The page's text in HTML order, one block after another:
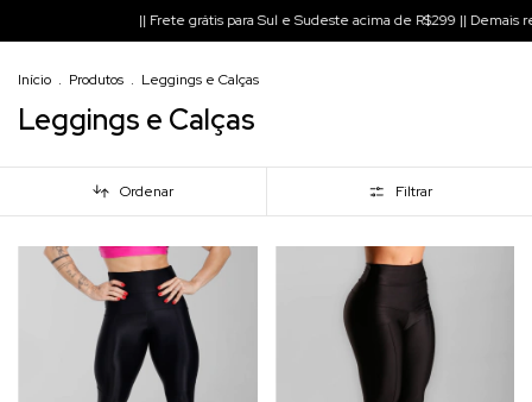
|| Frete grátis para Sul e Sudeste acima de R$299 || Demais regiões acima
Início . Produtos . Leggings e Calças
Leggings e Calças
Ordenar Filtrar